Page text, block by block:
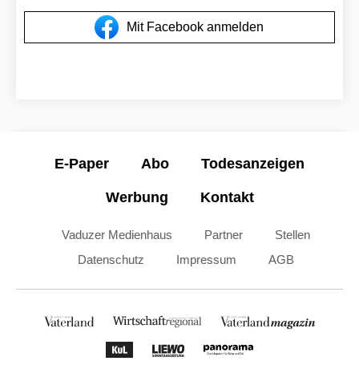
Mit Facebook anmelden
E-Paper Abo Todesanzeigen
Werbung Kontakt
Vaduzer Medienhaus Partner
Stellen
Datenschutz
Impressum AGB